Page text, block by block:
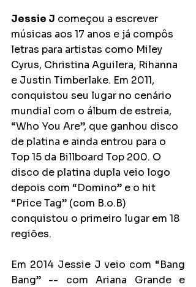
Jessie J começou a escrever
músicas aos 17 anos e já compôs
letras para artistas como Miley
Cyrus, Christina Aguilera, Rihanna
e Justin Timberlake. Em 2011,
conquistou seu lugar no cenário
mundial com o álbum de estreia,
“Who You Are”, que ganhou disco
de platina e ainda entrou para o
Top 15 da Billboard Top 200. O
disco de platina dupla veio logo
depois com “Domino” e o hit
“Price Tag” (com B.o.B)
conquistou o primeiro lugar em 18
regiões.
Em 2014 Jessie J veio com “Bang
Bang” -- com Ariana Grande e